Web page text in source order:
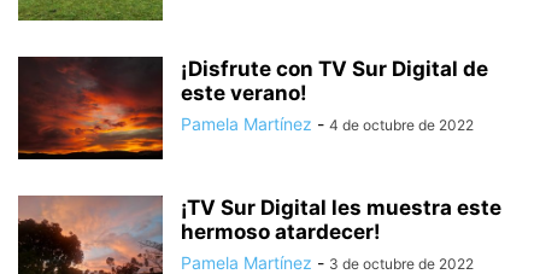
¡Disfrute con TV Sur Digital de
este verano!
Pamela Martínez - 4 de octubre de 2022
¡TV Sur Digital les muestra este
hermoso atardecer!
Pamela Martínez - 3 de octubre de 2022